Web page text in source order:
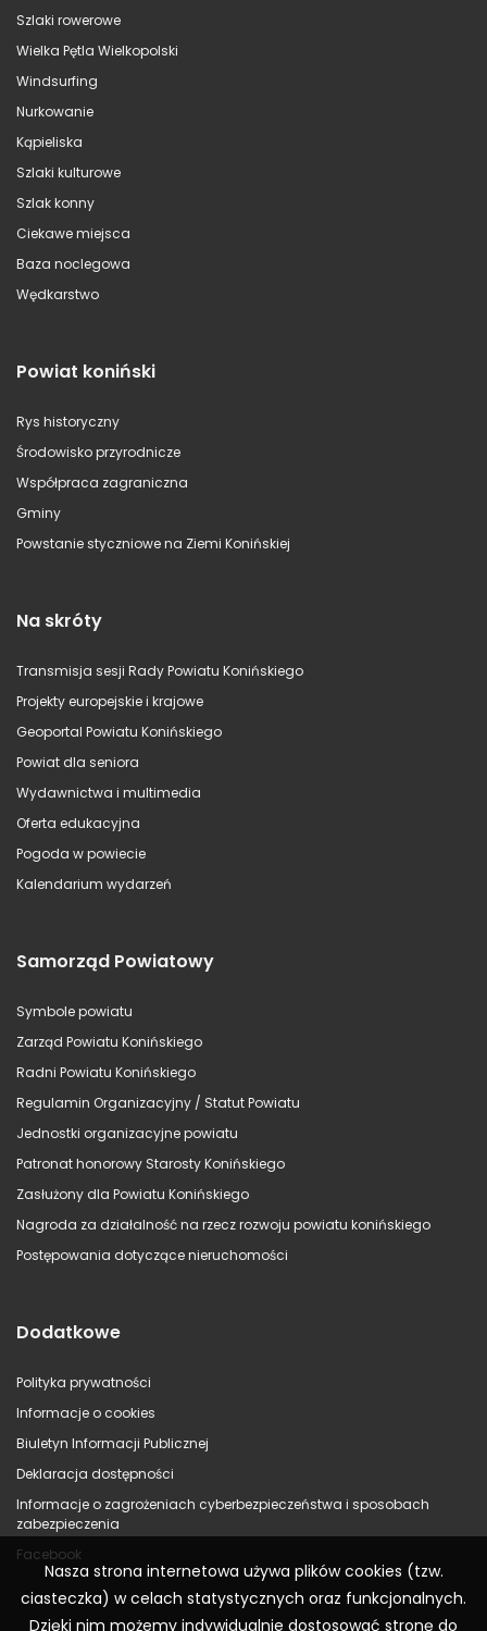
Szlaki rowerowe
Wielka Pętla Wielkopolski
Windsurfing
Nurkowanie
Kąpieliska
Szlaki kulturowe
Szlak konny
Ciekawe miejsca
Baza noclegowa
Wędkarstwo
Powiat koniński
Rys historyczny
Środowisko przyrodnicze
Współpraca zagraniczna
Gminy
Powstanie styczniowe na Ziemi Konińskiej
Na skróty
Transmisja sesji Rady Powiatu Konińskiego
Projekty europejskie i krajowe
Geoportal Powiatu Konińskiego
Powiat dla seniora
Wydawnictwa i multimedia
Oferta edukacyjna
Pogoda w powiecie
Kalendarium wydarzeń
Samorząd Powiatowy
Symbole powiatu
Zarząd Powiatu Konińskiego
Radni Powiatu Konińskiego
Regulamin Organizacyjny / Statut Powiatu
Jednostki organizacyjne powiatu
Patronat honorowy Starosty Konińskiego
Zasłużony dla Powiatu Konińskiego
Nagroda za działalność na rzecz rozwoju powiatu konińskiego
Postępowania dotyczące nieruchomości
Dodatkowe
Polityka prywatności
Informacje o cookies
Biuletyn Informacji Publicznej
Deklaracja dostępności
Informacje o zagrożeniach cyberbezpieczeństwa i sposobach
zabezpieczenia
Facebook
Nasza strona internetowa używa plików cookies (tzw.
ciasteczka) w celach statystycznych oraz funkcjonalnych.
Dzięki nim możemy indywidualnie dostosować stronę do